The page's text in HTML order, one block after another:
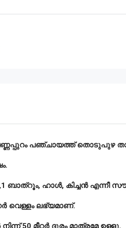
പഞ്ചായത്ത് തൊടുപുഴ
ബാത്റൂം, ഹാൾ, കിച്ചൻ എന്നീ
വെള്ളം ലഭ്യമാണ്.
50 മീറ്റർ ദൂരം മാത്രമേ ഉള്ളൂ.